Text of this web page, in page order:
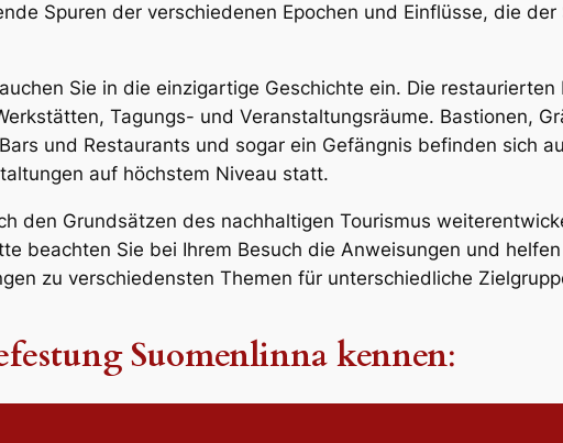
Spuren der verschiedenen Epochen und Einflüsse, die
Sie in die einzigartige Geschichte ein. Die
Tagungs- und Veranstaltungsräume. Bastionen,
und Restaurants und sogar ein Gefängnis befinden sich
auf höchstem Niveau statt.
den Grundsätzen des nachhaltigen Tourismus
beachten Sie bei Ihrem Besuch die Anweisungen und
zu verschiedensten Themen für unterschiedliche
Suomenlinna kennen: